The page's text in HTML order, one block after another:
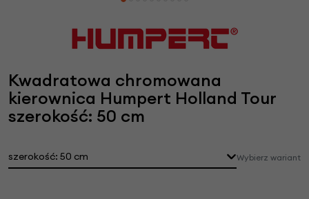
Kwadratowa chromowana
kierownica Humpert Holland Tour
szerokość: 50 cm
szerokość: 50 cm Wybierz wariant